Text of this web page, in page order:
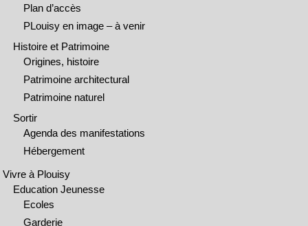
Plan d’accès
PLouisy en image – à venir
Histoire et Patrimoine
Origines, histoire
Patrimoine architectural
Patrimoine naturel
Sortir
Agenda des manifestations
Hébergement
Vivre à Plouisy
Education Jeunesse
Ecoles
Garderie